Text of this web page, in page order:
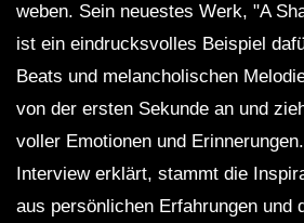
weben. Sein neuestes Werk, "A
ist ein eindrucksvolles Beispiel
Beats und melancholischen
von der ersten Sekunde an und
voller Emotionen und
Interview erklärt, stammt die
aus persönlichen Erfahrungen und